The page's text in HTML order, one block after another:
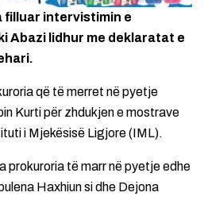
filluar intervistimin e
Abazi lidhur me deklaratat e
që të merret në pyetje
Kurti për zhdukjen e mostrave
i Mjekësisë Ligjore (IML).
prokuroria të marr në pyetje edhe
Haxhiun si dhe Dejona